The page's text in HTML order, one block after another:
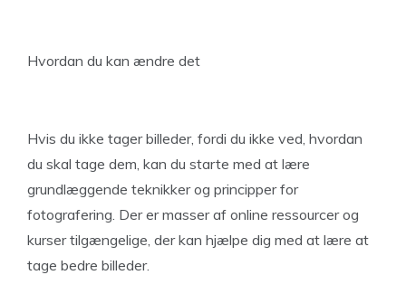
Hvordan du kan ændre det
Hvis du ikke tager billeder, fordi du ikke ved, hvordan
du skal tage dem, kan du starte med at lære
grundlæggende teknikker og principper for
fotografering. Der er masser af online ressourcer og
kurser tilgængelige, der kan hjælpe dig med at lære at
tage bedre billeder.